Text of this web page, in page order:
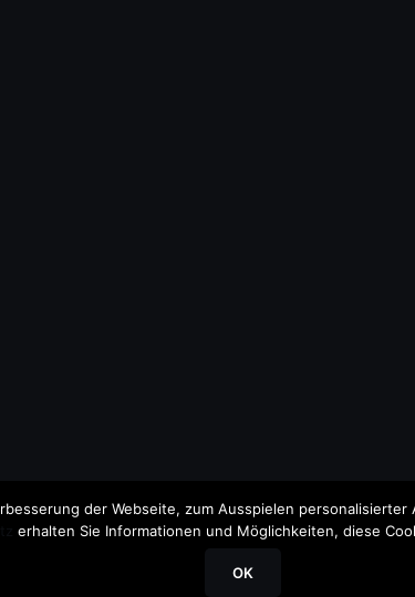
der Webseite, zum Ausspielen
erhalten Sie Informationen und Möglichkeiten, diese
OK